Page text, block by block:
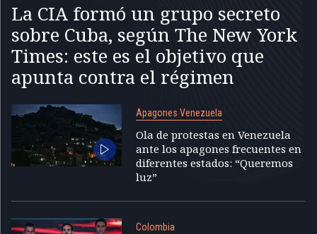
La CIA formó un grupo secreto
sobre Cuba, según The New York
Times: este es el objetivo que
apunta contra el régimen
Apagones Venezuela
Ola de protestas en Venezuela
ante los apagones frecuentes en
diferentes estados: “Queremos
luz”
Colombia